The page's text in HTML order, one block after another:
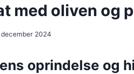
med oliven og
december 2024
oprindelse og